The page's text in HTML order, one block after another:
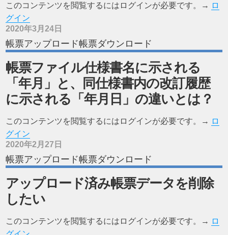
このコンテンツを閲覧するにはログインが必要です。→ ロ
グイン
2020年3月24日
帳票アップロード帳票ダウンロード
帳票ファイル仕様書名に示される
「年月」と、同仕様書内の改訂履歴
に示される「年月日」の違いとは？
このコンテンツを閲覧するにはログインが必要です。→ ロ
グイン
2020年2月27日
帳票アップロード帳票ダウンロード
アップロード済み帳票データを削除
したい
このコンテンツを閲覧するにはログインが必要です。→ ロ